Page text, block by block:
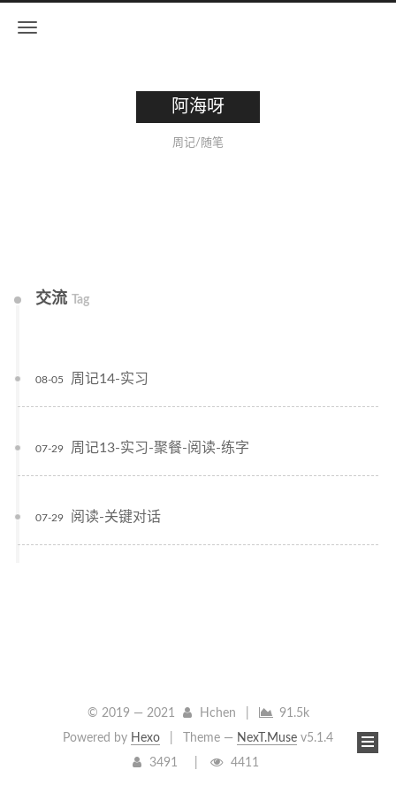
阿海呀
周记/随笔
交流 Tag
周记14-实习
08-05
周记13-实习-聚餐-阅读-练字
07-29
阅读-关键对话
07-29
© 2019 — 2021 Hchen
91.5k
Powered by Hexo Theme — NexT.Muse v5.1.4
3491
4411